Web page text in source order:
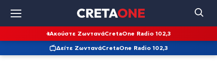
Ακούστε ΖωντανάCretaOne Radio 102,3
Δείτε ΖωντανάCretaOne Radio 102,3